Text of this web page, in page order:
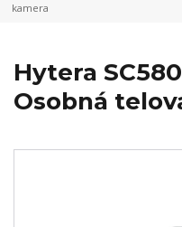
kamera
Hytera
Osobná